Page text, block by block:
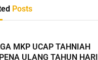
Posts
MKP UCAP TAHNIAH
ULANG TAHUN HARI